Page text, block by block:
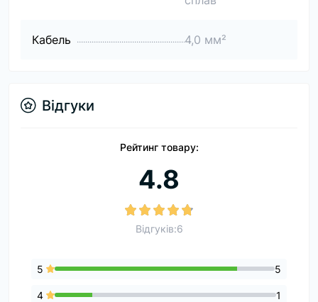
Кабель 4,0 мм²
Відгуки
Рейтинг товару:
4.8
Відгуків:6
5 5
4 1